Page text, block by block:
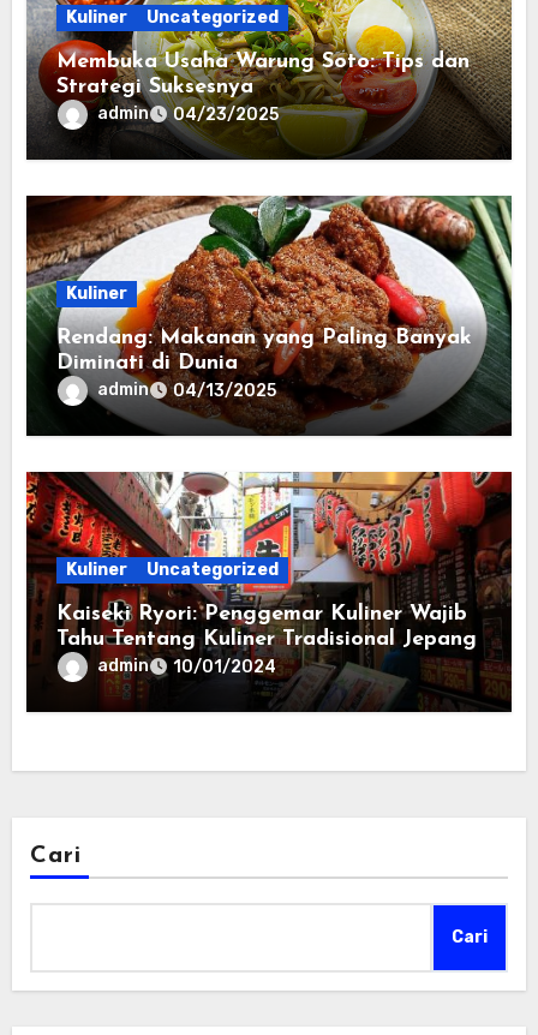
Kuliner Uncategorized
Membuka Usaha Warung Soto: Tips dan
Strategi Suksesnya
admin 04/23/2025
Kuliner
Rendang: Makanan yang Paling Banyak
Diminati di Dunia
admin 04/13/2025
Kuliner Uncategorized
Kaiseki Ryori: Penggemar Kuliner Wajib
Tahu Tentang Kuliner Tradisional Jepang
admin 10/01/2024
Cari
Cari